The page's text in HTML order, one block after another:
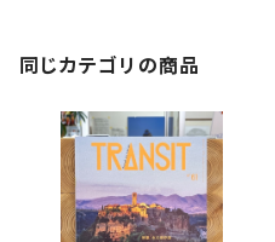
同じカテゴリの商品